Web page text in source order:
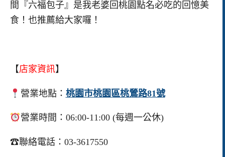
間『六福包子』是我老婆回桃園點名必吃的回憶美
食！也推薦給大家囉！
【店家資訊】
營業地點： 桃園市桃園區桃鶯路81號
營業時間：06:00-11:00 (每週一公休)
☎聯絡電話：03-3617550